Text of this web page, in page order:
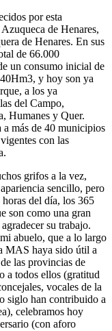
por esta
de Henares,
de Henares. En sus
de 66.000
un consumo inicial de
y hoy son ya
a los ya
del Campo,
Humanes y Quer.
a más de 40 municipios
con las
grifos a la vez,
sencillo, pero
del día, los 365
son como una gran
su trabajo.
abuelo, que a lo largo
MAS haya sido útil a
las provincias de
a todos ellos (gratitud
vocales de la
siglo han contribuido a
celebramos hoy
(con aforo